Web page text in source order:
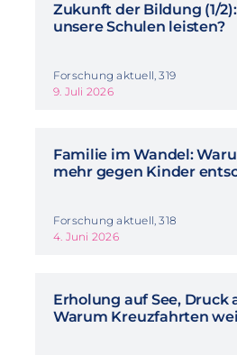
Zukunft der Bildung (1/
unsere Schulen leisten?
Forschung aktuell, 319
9. Juli 2026
Familie im Wandel:
mehr gegen Kinder
Forschung aktuell, 318
4. Juni 2026
Erholung auf See, Druck
Warum Kreuzfahrten